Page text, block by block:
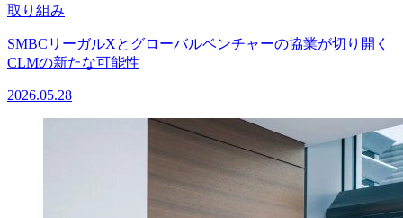
取り組み
SMBCリーガルXとグローバルベンチャーの協業が切り開く
CLMの新たな可能性
2026.05.28